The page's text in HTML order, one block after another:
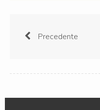
Precedente